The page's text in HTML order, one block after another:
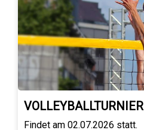
VOLLEYBALLTURNIER
Findet am 02.07.2026 statt.